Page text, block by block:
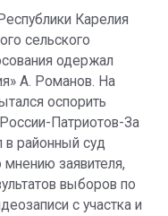
Карелия
сельского
одержал
А. Романов. На
оспорить
Патриотов-За
в районный суд
заявителя,
выборов по
с участка и